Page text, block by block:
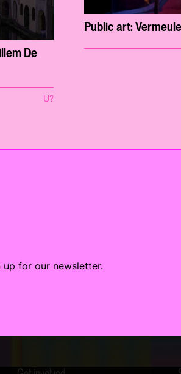
De
U?
Public art:
for our newsletter.